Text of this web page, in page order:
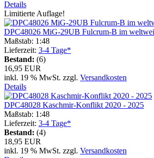
Details
Limitierte Auflage!
DPC48026 MiG-29UB Fulcrum-B im
Maßstab: 1:48
Lieferzeit: 3-4 Tage*
Bestand: (6)
16,95 EUR
inkl. 19 % MwSt. zzgl. Versandkosten
Details
DPC48028 Kaschmir-Konflikt 2020 - 2025
Maßstab: 1:48
Lieferzeit: 3-4 Tage*
Bestand: (4)
18,95 EUR
inkl. 19 % MwSt. zzgl. Versandkosten